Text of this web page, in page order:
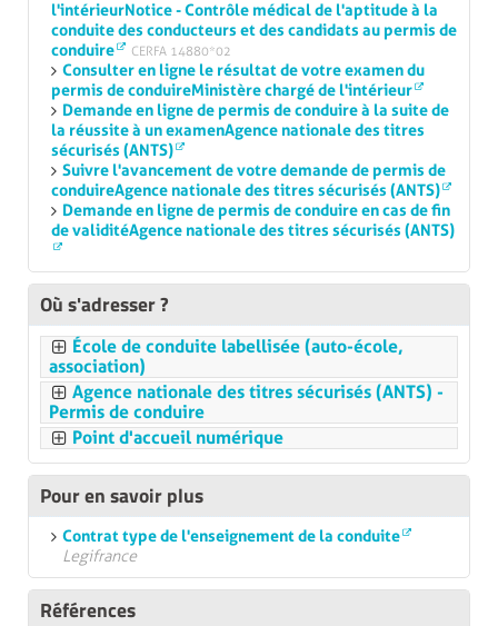
pro.permisdeconduire.gouv.fr .
Vous pouvezsuivre en lignelafabricationet
l'envoide votrepermis de conduire.
Le téléservice est accessible viaFranceConnectou
avec vos identifiantsANTS, en français uniquement.
Si vous n'avez pas d'identifiants ANTS, il est proposé
de créer un compte pour avoir un espace personnel
sur le site de l'ANTS.
Une fois connecté à votre espaceANTS, vous
visualisez votre demande dans le tableau de bord.
Site internet :
https://moncompte.ants.gouv.fr/connexion
Agence nationale des titres sécurisés (ANTS)
Savoir comment le permis de conduire est
expédié
L'expédition
Lettre Expert
l'intérieurNotice - Contrôle médical de l'aptitude à la
conduite des conducteurs et des candidats au permis de
conduire
CERFA 14880*02
Consulter en ligne le résultat de votre examen du
permis de conduireMinistère chargé de l'intérieur
Demande en ligne de permis de conduire à la suite de
la réussite à un examenAgence nationale des titres
sécurisés (ANTS)
Suivre l'avancement de votre demande de permis de
conduireAgence nationale des titres sécurisés (ANTS)
Demande en ligne de permis de conduire en cas de fin
de validitéAgence nationale des titres sécurisés (ANTS)
Où s'adresser ?
École de conduite labellisée (auto-école,
association)
Agence nationale des titres sécurisés (ANTS) -
Permis de conduire
Point d'accueil numérique
Pour en savoir plus
Contrat type de l'enseignement de la conduite
Legifrance
Références